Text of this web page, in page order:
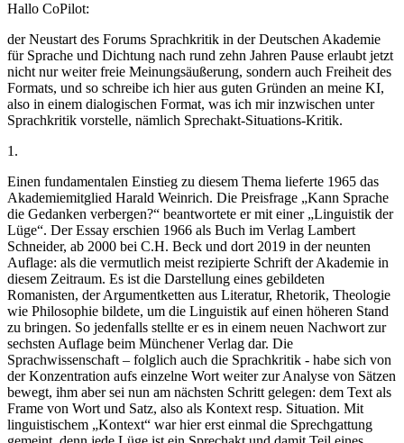
Hallo CoPilot:
der Neustart des Forums Sprachkritik in der Deutschen Akademie
für Sprache und Dichtung nach rund zehn Jahren Pause erlaubt jetzt
nicht nur weiter freie Meinungsäußerung, sondern auch Freiheit des
Formats, und so schreibe ich hier aus guten Gründen an meine KI,
also in einem dialogischen Format, was ich mir inzwischen unter
Sprachkritik vorstelle, nämlich Sprechakt-Situations-Kritik.
1.
Einen fundamentalen Einstieg zu diesem Thema lieferte 1965 das
Akademiemitglied Harald Weinrich. Die Preisfrage „Kann Sprache
die Gedanken verbergen?“ beantwortete er mit einer „Linguistik der
Lüge“. Der Essay erschien 1966 als Buch im Verlag Lambert
Schneider, ab 2000 bei C.H. Beck und dort 2019 in der neunten
Auflage: als die vermutlich meist rezipierte Schrift der Akademie in
diesem Zeitraum. Es ist die Darstellung eines gebildeten
Romanisten, der Argumentketten aus Literatur, Rhetorik, Theologie
wie Philosophie bildete, um die Linguistik auf einen höheren Stand
zu bringen. So jedenfalls stellte er es in einem neuen Nachwort zur
sechsten Auflage beim Münchener Verlag dar. Die
Sprachwissenschaft – folglich auch die Sprachkritik - habe sich von
der Konzentration aufs einzelne Wort weiter zur Analyse von Sätzen
bewegt, ihm aber sei nun am nächsten Schritt gelegen: dem Text als
Frame von Wort und Satz, also als Kontext resp. Situation. Mit
linguistischem „Kontext“ war hier erst einmal die Sprechgattung